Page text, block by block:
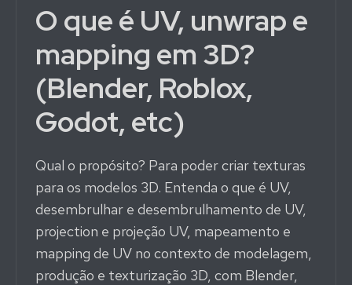
O que é UV, unwrap e
mapping em 3D?
(Blender, Roblox,
Godot, etc)
Qual o propósito? Para poder criar texturas
para os modelos 3D. Entenda o que é UV,
desembrulhar e desembrulhamento de UV,
projection e projeção UV, mapeamento e
mapping de UV no contexto de modelagem,
produção e texturização 3D, com Blender,